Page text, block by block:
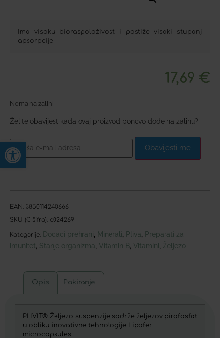
Open toolbar
Ima visoku bioraspoloživost i postiže visoki stupanj
apsorpcije
17,69 €
Nema na zalihi
Želite obavijest kada ovaj proizvod ponovo dođe na zalihu?
Obavijesti me
EAN: 3850114240666
SKU (C šifra): c024269
Kategorije: Dodaci prehrani, Minerali, Pliva, Preparati za
imunitet, Stanje organizma, Vitamin B , Vitamini, Željezo
Opis Pakiranje
PLIVIT® Željezo suspenzije sadrže željezov pirofosfat
u obliku inovativne tehnologije Lipofer
microcapsules.